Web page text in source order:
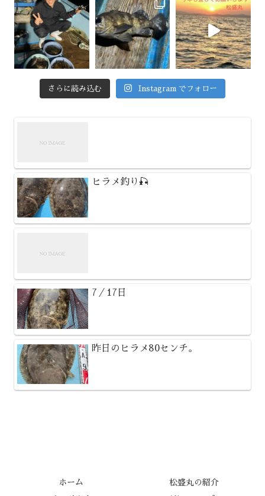
さらに読み込む Instagram でフォロー
ヒラメ釣り🎣
7／17日
昨日のヒラメ80センチ。
ホーム 松盛丸の紹介